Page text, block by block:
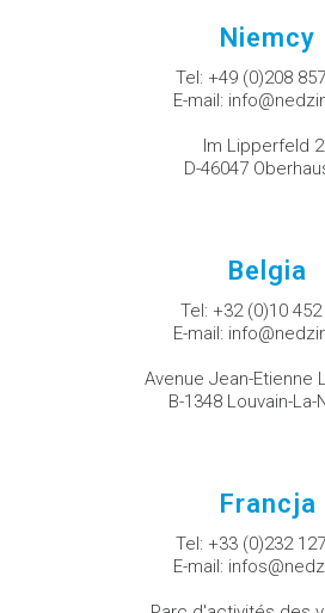
Niemcy
Tel: +49 (0)208
E-mail:
Im Lipperfeld
D-46047
Belgia
Tel: +32 (0)10
E-mail:
Avenue Jean-Etienne
B-1348 Louvain-La-
Francja
Tel: +33 (0)232
E-mail: